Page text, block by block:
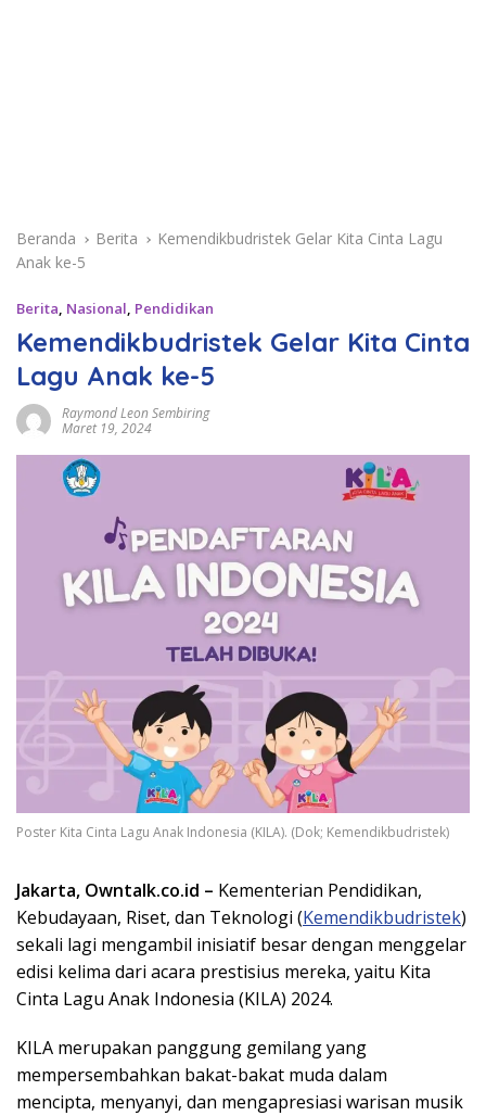
Beranda Berita
Kemendikbudristek Gelar Kita Cinta Lagu
Anak ke-5
Berita, Nasional, Pendidikan
Kemendikbudristek Gelar Kita Cinta
Lagu Anak ke-5
Raymond Leon Sembiring
Maret 19, 2024
Poster Kita Cinta Lagu Anak Indonesia (KILA). (Dok; Kemendikbudristek)
Jakarta, Owntalk.co.id – Kementerian Pendidikan,
Kebudayaan, Riset, dan Teknologi (Kemendikbudristek)
sekali lagi mengambil inisiatif besar dengan menggelar
edisi kelima dari acara prestisius mereka, yaitu Kita
Cinta Lagu Anak Indonesia (KILA) 2024.
KILA merupakan panggung gemilang yang
mempersembahkan bakat-bakat muda dalam
mencipta, menyanyi, dan mengapresiasi warisan musik